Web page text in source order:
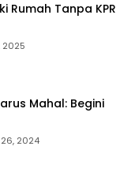
Rumah Tanpa KPR
2025
Mahal: Begini
2024